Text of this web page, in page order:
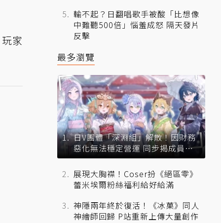
家
輸不起？日翻唱歌手被酸「比想像
中難聽500倍」惱羞成怒 隔天發片
反擊
最多瀏覽
日V團體「深淵組」解散！因財務
惡化無法穩定營運 同步揭成員未
來去向
展現大胸襟！Coser扮《絕區零》
蕾米埃爾粉絲福利給好給滿
神隱兩年終於復活！《冰菓》同人
神繪師回歸 P站重新上傳大量創作